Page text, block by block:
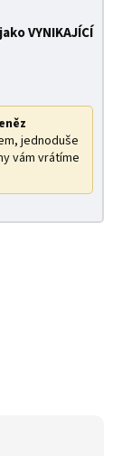
VYNIKAJÍCÍ
jednoduše
vám vrátíme